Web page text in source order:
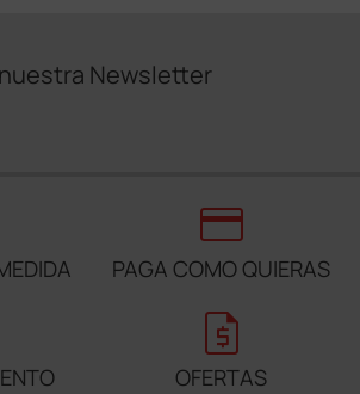
Newsletter
credit_card
PAGA COMO QUIERAS
request_quote
OFERTAS